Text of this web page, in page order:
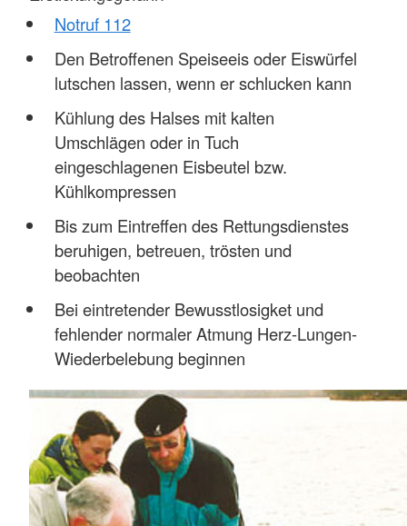
Notruf 112
Den Betroffenen Speiseeis oder Eiswürfel
lutschen lassen, wenn er schlucken kann
Kühlung des Halses mit kalten
Umschlägen oder in Tuch
eingeschlagenen Eisbeutel bzw.
Kühlkompressen
Bis zum Eintreffen des Rettungsdienstes
beruhigen, betreuen, trösten und
beobachten
Bei eintretender Bewusstlosigket und
fehlender normaler Atmung Herz-Lungen-
Wiederbelebung beginnen